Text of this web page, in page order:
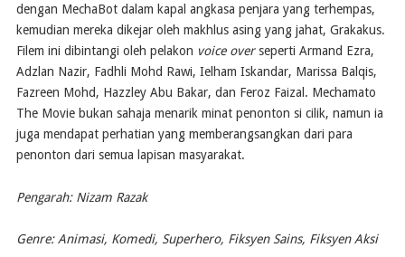
dengan MechaBot dalam kapal angkasa penjara yang terhempas,
kemudian mereka dikejar oleh makhlus asing yang jahat, Grakakus.
Filem ini dibintangi oleh pelakon voice overseperti Armand Ezra,
Adzlan Nazir, Fadhli Mohd Rawi, Ielham Iskandar, Marissa Balqis,
Fazreen Mohd, Hazzley Abu Bakar, dan Feroz Faizal. Mechamato
The Movie bukan sahaja menarik minat penonton si cilik, namun ia
juga mendapat perhatian yang memberangsangkan dari para
penonton dari semua lapisan masyarakat.
Pengarah: Nizam Razak
Genre: Animasi, Komedi, Superhero, Fiksyen Sains, Fiksyen Aksi